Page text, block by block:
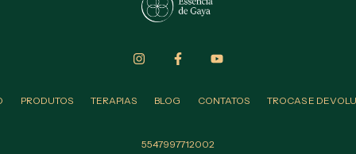
PRODUTOS TERAPIAS BLOG CONTATOS TROCAS E
5547997712002